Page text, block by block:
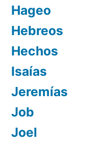
Hageo
Hebreos
Hechos
Isaías
Jeremías
Job
Joel